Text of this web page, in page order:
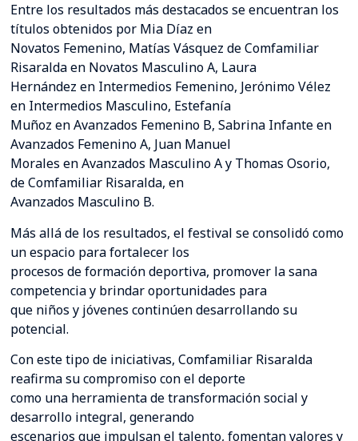
Entre los resultados más destacados se encuentran los
títulos obtenidos por Mia Díaz en
Novatos Femenino, Matías Vásquez de Comfamiliar
Risaralda en Novatos Masculino A, Laura
Hernández en Intermedios Femenino, Jerónimo Vélez
en Intermedios Masculino, Estefanía
Muñoz en Avanzados Femenino B, Sabrina Infante en
Avanzados Femenino A, Juan Manuel
Morales en Avanzados Masculino A y Thomas Osorio,
de Comfamiliar Risaralda, en
Avanzados Masculino B.
Más allá de los resultados, el festival se consolidó como
un espacio para fortalecer los
procesos de formación deportiva, promover la sana
competencia y brindar oportunidades para
que niños y jóvenes continúen desarrollando su
potencial.
Con este tipo de iniciativas, Comfamiliar Risaralda
reafirma su compromiso con el deporte
como una herramienta de transformación social y
desarrollo integral, generando
escenarios que impulsan el talento, fomentan valores y